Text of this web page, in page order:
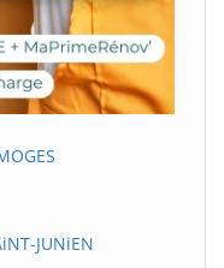
JUNiEN